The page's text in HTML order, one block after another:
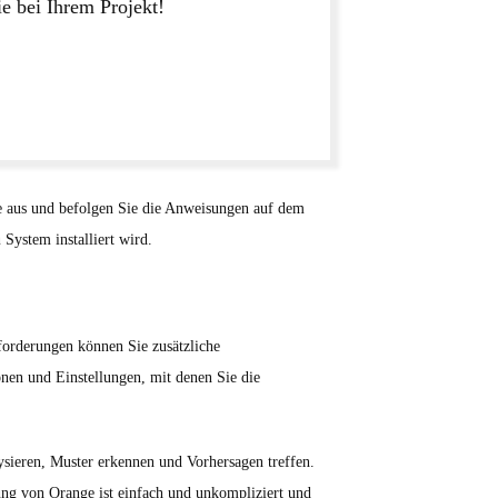
bei Ihrem Projekt!
und befolgen Sie die Anweisungen auf dem
System installiert wird.
können Sie zusätzliche
und Einstellungen, mit denen Sie die
Muster erkennen und Vorhersagen treffen.
von Orange ist einfach und unkompliziert und